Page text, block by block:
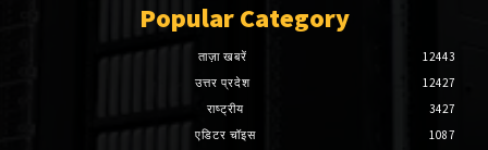
Popular Category
ताज़ा खबरें
12443
उत्तर प्रदेश
12427
राष्ट्रीय
3427
एडिटर चॉइस
1087